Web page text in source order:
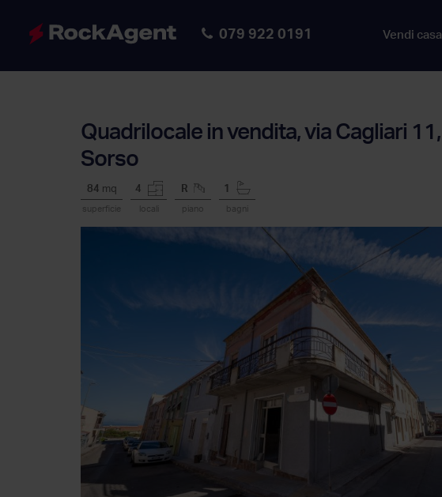
079 922 0191 Vendi casa
Quadrilocale in vendita, via Cagliari 11,
Sorso
84 mq
superficie
4
locali
R
piano
1
bagni